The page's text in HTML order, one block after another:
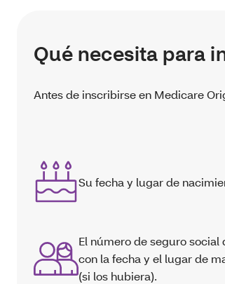
Qué necesita para
Antes de inscribirse en Medicare
Su fecha y lugar de
El número de seguro
con la fecha y el lugar de
(si los hubiera).